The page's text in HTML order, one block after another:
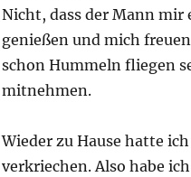
Nicht, dass der Mann mir
genießen und mich
schon Hummeln fliegen
mitnehmen.
Wieder zu Hause hatte
verkriechen. Also habe